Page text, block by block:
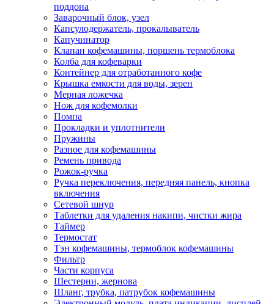
поддона
Заварочный блок, узел
Капсулодержатель, прокалыватель
Капучинатор
Клапан кофемашины, поршень термоблока
Колба для кофеварки
Контейнер для отработанного кофе
Крышка емкости для воды, зерен
Мерная ложечка
Нож для кофемолки
Помпа
Прокладки и уплотнители
Пружины
Разное для кофемашины
Ремень привода
Рожок-ручка
Ручка переключения, передняя панель, кнопка
включения
Сетевой шнур
Таблетки для удаления накипи, чистки жира
Таймер
Термостат
Тэн кофемашины, термоблок кофемашины
Фильтр
Части корпуса
Шестерни, жернова
Шланг, трубка, патрубок кофемашины